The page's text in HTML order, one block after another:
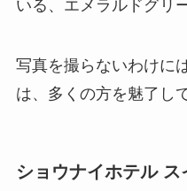
いる、エメラルドグリ
写真を撮らないわけに
は、多くの方を魅了し
ショウナイホテル ス